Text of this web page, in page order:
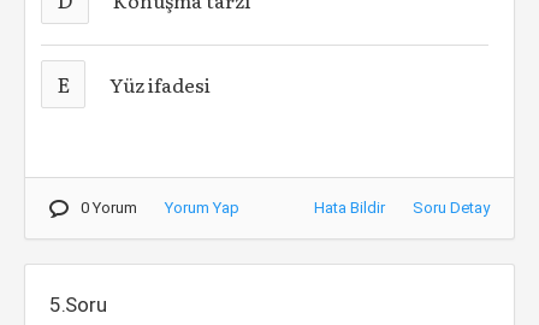
E Yüz ifadesi
0 Yorum Yorum Yap Hata Bildir Soru Detay
5.Soru